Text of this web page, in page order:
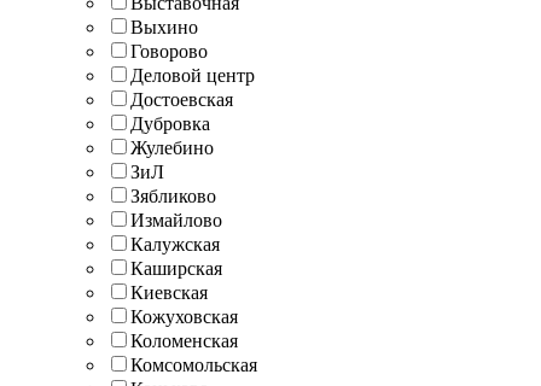
Выхино
Говорово
Деловой центр
Достоевская
Дубровка
Жулебино
ЗиЛ
Зябликово
Измайлово
Калужская
Каширская
Киевская
Кожуховская
Коломенская
Комсомольская